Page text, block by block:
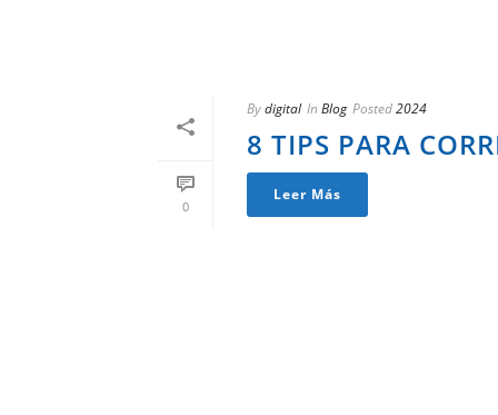
0
Bydigital In Blog Posted2024
8 TIPS PARA
Leer Más